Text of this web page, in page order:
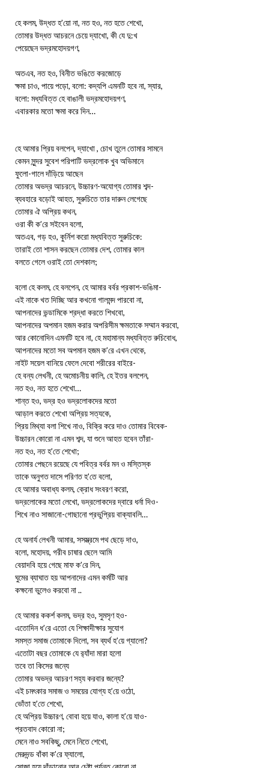
হে কলম, উদ্ধত হ’য়ো না, নত হও, নত হতে শেখো,
তোমার উদ্ধত আচরনে চেয়ে দ্যাখো, কী যে দু:খ
পেয়েছেন ভদ্রমহোদয়গণ,
অতএব, নত হও, বিনীত ভঙিতে করজোড়ে
ক্ষমা চাও, পায়ে পড়ো, বলো: কদ্যপি এমনটি হবে না, স্যার,
বলো: মধ্যবিত্ত হে বাঙালী ভদ্রমহোদয়গণ,
এবারকার মতো ক্ষমা করে দিন…
হে আমার প্রিয় বলপেন, দ্যাখো , চোখ তুলে তোমার সামনে
কেমন সুন্দর সুবেশ পরিপাটি ভদ্রলোক খুব অভিমানে
ফুলো-গালে দাঁড়িয়ে আছেন
তোমার অভদ্র আচরনে, উচ্চারণ-অযোগ্য তোমার শব্দ-
ব্যবহারে বড়োই আহত, সুরুচিতে তার দারুন লেগেছে
তোমার ঐ অপ্রিয় কথন,
ওরা কী ক’রে সইবেন বলো,
অতএব, গড় হও, কুর্নিশ করো মধ্যবিত্ত সুরুচিকে:
তারাই তো শাসন করছেন তোমার দেশ, তোমার কাল
বলতে গেলে ওরাই তো দেশকাল;
বলো হে কলম, হে বলপেন, হে আমার বর্বর প্রকাশ-ভঙিমা-
এই নাকে খত দিচ্ছি আর কখনো গালমন্দ পারবো না,
আপনাদের ভন্ডামিকে শ্রদ্ধা করতে শিখবো,
আপনাদের অপমান হজম করার অপরিসীম ক্ষমতাকে সম্মান করবো,
আর কোনোদিন এমনটি হবে না, হে মহামান্য মধ্যবিত্ত রুচিবোধ,
আপনাদের মতো সব অপমান হজম ক’রে এখন থেকে,
নাইট সয়েল বানিয়ে ফেলে দেবো শরীরের বাইরে-
হে বন্য লেখনী, হে অমোচনীয় কালি, হে ইতর বলপেন,
নত হও, নত হতে শেখো…
শান্ত হও, ভদ্র হও ভদ্রলোকদের মতো
আড়াল করতে শেখো অপ্রিয় সত্যকে,
প্রিয় মিথ্যা বলা শিখে নাও, বিক্রি করে দাও তোমার বিবেক-
উচ্চারন কোরো না এমন শব্দ, যা শুনে আহত হবেন তাঁরা-
নত হও, নত হ’তে শেখো;
তোমার পেছনে রয়েছে যে পবিত্র বর্বর মন ও মস্তিস্ক
তাকে অনুগত দাসে পরিণত হ’তে বলো,
হে আমার অবাধ্য কলম, ক্রোধ সংবরণ করো,
ভদ্রলোকের মতো লেখো, ভদ্রলোকদের দ্বারে ধর্না দিও-
শিখে নাও সাজানো-গোছানো প্রভুপ্রিয় বাক্যাবলি…
হে অনার্য লেখনী আমার, সসম্ভ্রমে পথ ছেড়ে দাও,
বলো, মহোদয়, গরীব চাষার ছেলে আমি
বেয়াদবি হয়ে গেছে মাফ ক’রে দিন,
ঘুমের ব্যাঘাত হয় আপনাদের এমন কর্মটি আর
কক্ষনো ভুলেও করবো না ..
হে আমার ককর্শ কলম, ভদ্র হও, সুমসৃণ হও-
এতোদিন ধ’রে এতো যে শিক্ষাদীক্ষার সুযোগ
সমস্ত সমাজ তোমাকে দিলো, সব ব্যর্থ হ’য়ে গ্যালো?
এতোটা বছর তোমাকে যে র‌্যাঁদা মারা হলো
তবে তা কিসের জন্যে
তোমার অভদ্র আচরণ সহ্য করবার জন্যে?
এই চমৎকার সমাজ ও সময়ের যোগ্য হ’য়ে ওঠো,
ভোঁতা হ’তে শেখো,
হে অপ্রিয় উচ্চারণ, বোবা হয়ে যাও, কালা হ’য়ে যাও-
প্রতবাদ কোরো না;
মেনে নাও সবকিছু, মেনে নিতে শেখো,
মেরুদন্ড বাঁকা ক’রে ফ্যালো,